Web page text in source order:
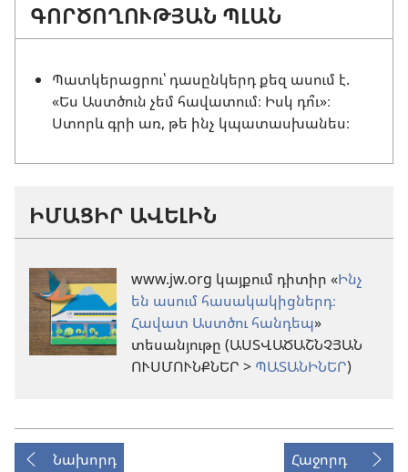
ԳՈՐԾՈՂՈՒԹՅԱՆ ՊԼԱՆ
Պատկերացրու՝ դասընկերդ քեզ ասում է.
«Ես Աստծուն չեմ հավատում։ Իսկ դո՞ւ»։
Ստորև գրի առ, թե ինչ կպատասխանես։
ԻՄԱՑԻՐ ԱՎԵԼԻՆ
www.jw.org կայքում դիտիր «Ինչ
են ասում հասակակիցներդ։
Հավատ Աստծու հանդեպ»
տեսանյութը (ԱՍՏՎԱԾԱՇՆՉՅԱՆ
ՈՒՍՄՈՒՆՔՆԵՐ > ՊԱՏԱՆԻՆԵՐ)
Նախորդ Հաջորդ